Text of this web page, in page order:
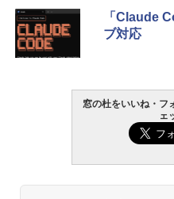
「Claude
ブ対応
窓の杜をいいね・フ
ェ